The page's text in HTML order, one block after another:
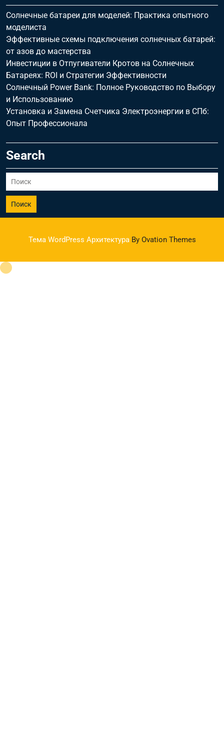
Солнечные батареи для моделей: Практика опытного
моделиста
Эффективные схемы подключения солнечных батарей:
от азов до мастерства
Инвестиции в Отпугиватели Кротов на Солнечных
Батареях: ROI и Стратегии Эффективности
Солнечный Power Bank: Полное Руководство по Выбору
и Использованию
Установка и Замена Счетчика Электроэнергии в СПб:
Опыт Профессионала
Search
Поиск
Тема WordPress Архитектура By Ovation Themes